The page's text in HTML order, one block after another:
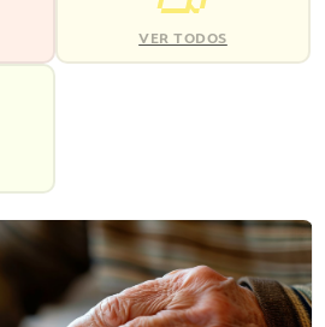
VER TODOS